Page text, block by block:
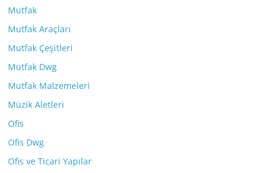
Mutfak
Mutfak Araçları
Mutfak Çeşitleri
Mutfak Dwg
Mutfak Malzemeleri
Müzik Aletleri
Ofis
Ofis Dwg
Ofis ve Ticari Yapılar